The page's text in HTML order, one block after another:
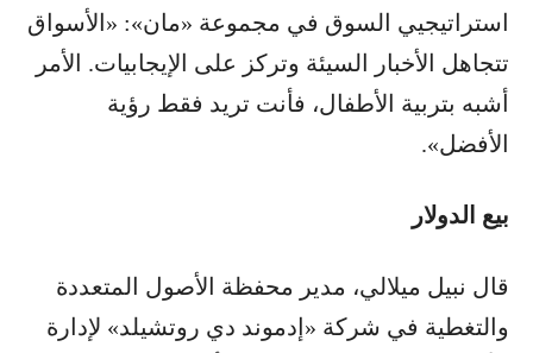
استراتيجيي السوق في مجموعة «مان»: «الأسواق
تتجاهل الأخبار السيئة وتركز على الإيجابيات. الأمر
أشبه بتربية الأطفال، فأنت تريد فقط رؤية
الأفضل».
بيع الدولار
قال نبيل ميلالي، مدير محفظة الأصول المتعددة
والتغطية في شركة «إدموند دي روتشيلد» لإدارة